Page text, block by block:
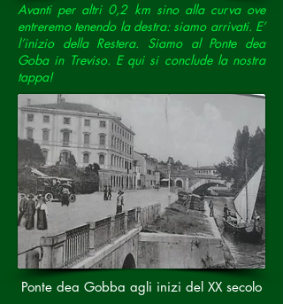
Avanti per altri 0,2 km sino alla curva ove
entreremo tenendo la destra: siamo arrivati. E’
l’inizio della Restera. Siamo al Ponte dea
Goba in Treviso. E qui si conclude la nostra
tappa!
Ponte dea Gobba agli inizi del XX secolo